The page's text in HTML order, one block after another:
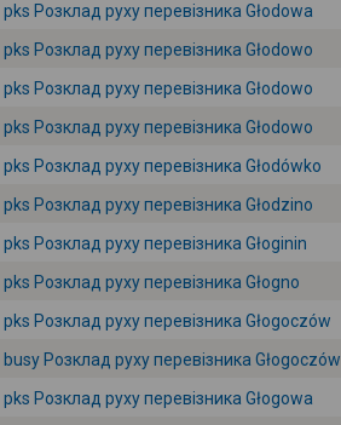
pks Розклад руху перевізника Głodowa
pks Розклад руху перевізника Głodowo
pks Розклад руху перевізника Głodowo
pks Розклад руху перевізника Głodowo
pks Розклад руху перевізника Głodówko
pks Розклад руху перевізника Głodzino
pks Розклад руху перевізника Głoginin
pks Розклад руху перевізника Głogno
pks Розклад руху перевізника Głogoczów
busy Розклад руху перевізника Głogoczów
pks Розклад руху перевізника Głogowa